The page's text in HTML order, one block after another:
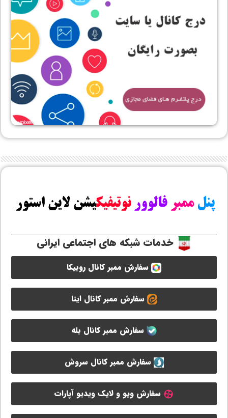
خدمات شبکه های اجتماعی ایرانی
سفارش ممبر کانال روبیکا
سفارش ممبر کانال ایتا
سفارش ممبر کانال بله
سفارش ممبر کانال سروش
سفارش ویو و لایک ویدیو آپارات